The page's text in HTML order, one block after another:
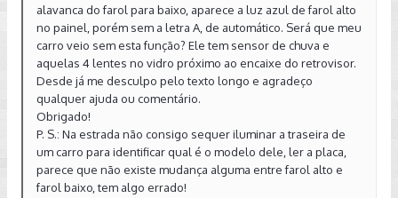
alavanca do farol para baixo, aparece a luz azul de farol alto
no painel, porém sem a letra A, de automático. Será que meu
carro veio sem esta função? Ele tem sensor de chuva e
aquelas 4 lentes no vidro próximo ao encaixe do retrovisor.
Desde já me desculpo pelo texto longo e agradeço
qualquer ajuda ou comentário.
Obrigado!
P. S.: Na estrada não consigo sequer iluminar a traseira de
um carro para identificar qual é o modelo dele, ler a placa,
parece que não existe mudança alguma entre farol alto e
farol baixo, tem algo errado!